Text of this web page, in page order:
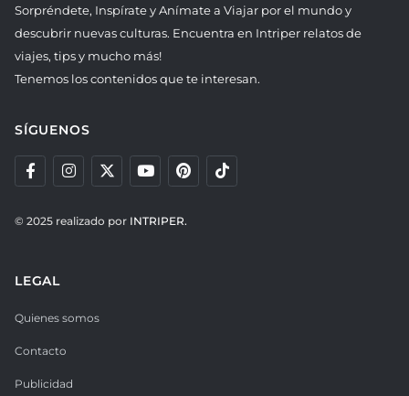
Sorpréndete, Inspírate y Anímate a Viajar por el mundo y
descubrir nuevas culturas. Encuentra en Intriper relatos de
viajes, tips y mucho más!
Tenemos los contenidos que te interesan.
SÍGUENOS
© 2025 realizado por INTRIPER.
LEGAL
Quienes somos
Contacto
Publicidad